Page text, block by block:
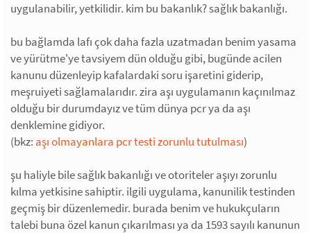
uygulanabilir, yetkilidir. kim bu bakanlık? sağlık bakanlığı.
bu bağlamda lafı çok daha fazla uzatmadan benim yasama
ve yürütme'ye tavsiyem dün olduğu gibi, bugünde acilen
kanunu düzenleyip kafalardaki soru işaretini giderip,
meşruiyeti sağlamalarıdır. zira aşı uygulamanın kaçınılmaz
olduğu bir durumdayız ve tüm dünya pcr ya da aşı
denklemine gidiyor.
(bkz: aşı olmayanlara pcr testi zorunlu tutulması)
şu haliyle bile sağlık bakanlığı ve otoriteler aşıyı zorunlu
kılma yetkisine sahiptir. ilgili uygulama, kanunilik testinden
geçmiş bir düzenlemedir. burada benim ve hukukçuların
talebi buna özel kanun çıkarılması ya da 1593 sayılı kanunun